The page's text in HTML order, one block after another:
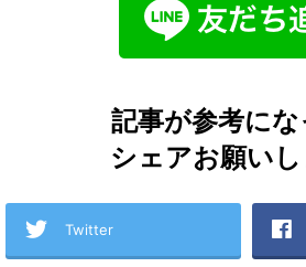
記事が参考にな
シェアお願いし
Twitter